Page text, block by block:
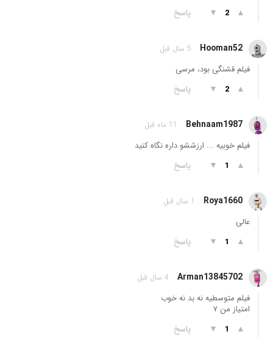
▲
2
▼ پاسخ
Hooman52 5 سال قبل
فیلم قشنگی بود، مرسی
▲
2
▼ پاسخ
Behnaam1987 11 ماه قبل
فیلم خوبیه ... ارزششو داره نگاه کنید
▲
1
▼ پاسخ
Roya1660 1 سال قبل
عالی
▲
1
▼ پاسخ
Arman13845702 4 سال قبل
فیلم متوسطیه نه بد نه خوب
امتیاز من ۷
▲
1
▼ پاسخ